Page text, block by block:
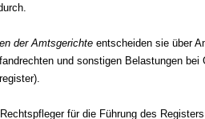
der Amtsgerichte entscheiden sie über
und sonstigen Belastungen
für die Führung des